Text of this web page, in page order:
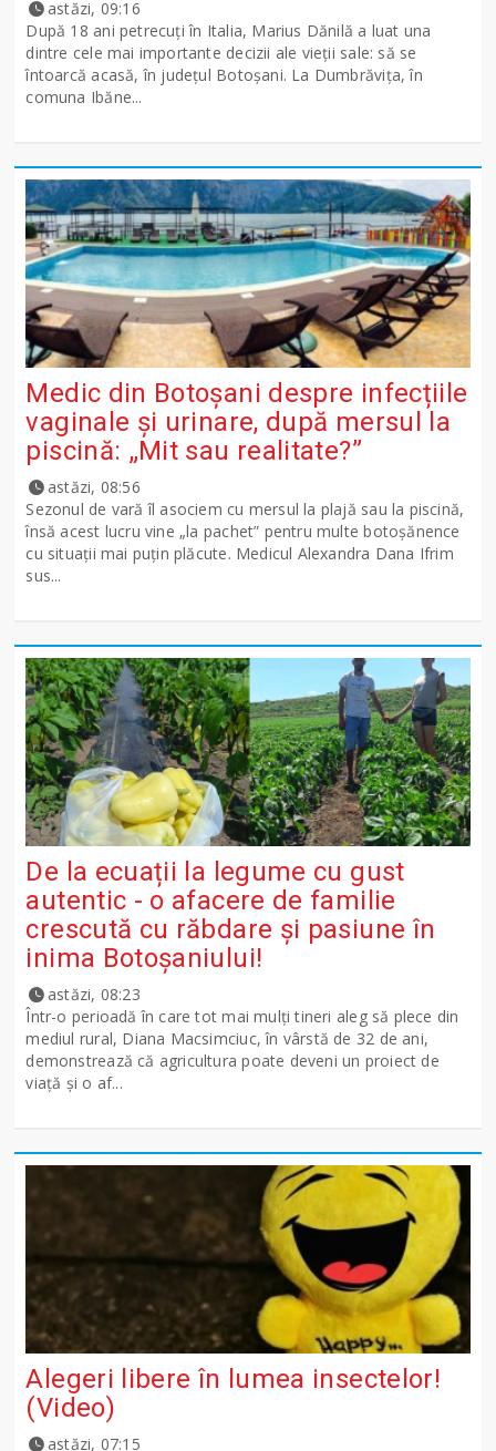
astăzi, 09:16
După 18 ani petrecuți în Italia, Marius Dănilă a luat una
dintre cele mai importante decizii ale vieții sale: să se
întoarcă acasă, în județul Botoșani. La Dumbrăvița, în
comuna Ibăne...
Medic din Botoșani despre infecțiile
vaginale și urinare, după mersul la
piscină: „Mit sau realitate?”
astăzi, 08:56
Sezonul de vară îl asociem cu mersul la plajă sau la piscină,
însă acest lucru vine „la pachet” pentru multe botoșănence
cu situații mai puțin plăcute. Medicul Alexandra Dana Ifrim
sus...
De la ecuații la legume cu gust
autentic - o afacere de familie
crescută cu răbdare și pasiune în
inima Botoșaniului!
astăzi, 08:23
Într-o perioadă în care tot mai mulți tineri aleg să plece din
mediul rural, Diana Macsimciuc, în vârstă de 32 de ani,
demonstrează că agricultura poate deveni un proiect de
viață și o af...
Alegeri libere în lumea insectelor!
(Video)
astăzi, 07:15